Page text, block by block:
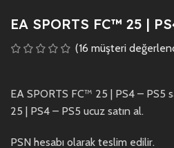
EA SPORTS FC™ 25 |
(16 müşteri
EA SPORTS FC™ 25 | PS4 – PS5
25 | PS4 – PS5 ucuz satın al.
PSN hesabı olarak teslim edilir.